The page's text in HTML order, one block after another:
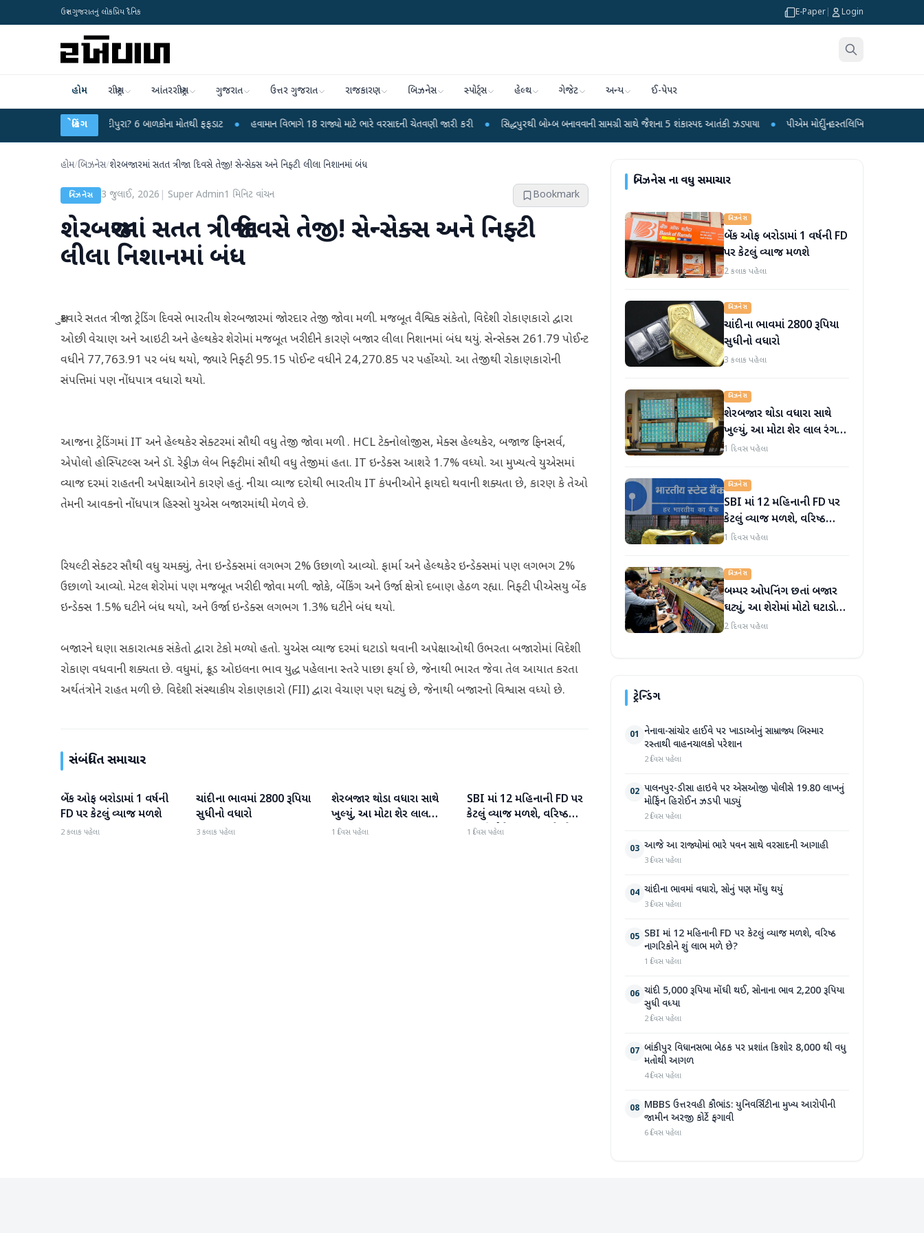
ઉત્તર ગુજરાતનું લોકપ્રિય દૈનિક E-Paper Login
હોમ રાષ્ટ્રીય આંતરરાષ્ટ્રીય ગુજરાત ઉત્તર ગુજરાત રાજકારણ બિઝનેસ સ્પોર્ટ્સ હેલ્થ ગેજેટ અન્ય ઈ-પેપર
બ્રેકિંગ
કે ચાંદીપુરા? 6 બાળકોના મોતથી ફફડાટ ● હવામાન વિભાગે 18 રાજ્યો માટે ભારે વરસાદની ચેતવણી જારી કરી ● સિદ્ધપુરથી બોમ્બ બનાવવાની સામગ્રી સાથે જૈશના 5 શંકાસ્પદ આતંકી ઝડપાયા ● પીએમ મોદીનું હસ્તલિખિત પોસ્ટકાર્ડ વિક્રમ-1 રોકેટમાં
હોમ/બિઝનેસ/શેરબજારમાં સતત ત્રીજા દિવસે તેજી! સેન્સેક્સ અને નિફ્ટી લીલા નિશાનમાં બંધ
બિઝનેસ 3 જુલાઈ, 2026 Super Admin1 મિનિટ વાંચન Bookmark
શેરબજારમાં સતત ત્રીજા દિવસે તેજી! સેન્સેક્સ અને નિફ્ટી
લીલા નિશાનમાં બંધ
શુક્રવારે સતત ત્રીજા ટ્રેડિંગ દિવસે ભારતીય શેરબજારમાં જોરદાર તેજી જોવા મળી. મજબૂત વૈશ્વિક સંકેતો, વિદેશી રોકાણકારો દ્વારા
ઓછી વેચાણ અને આઇટી અને હેલ્થકેર શેરોમાં મજબૂત ખરીદીને કારણે બજાર લીલા નિશાનમાં બંધ થયું. સેન્સેક્સ 261.79 પોઈન્ટ
વધીને 77,763.91 પર બંધ થયો, જ્યારે નિફ્ટી 95.15 પોઈન્ટ વધીને 24,270.85 પર પહોંચ્યો. આ તેજીથી રોકાણકારોની
સંપત્તિમાં પણ નોંધપાત્ર વધારો થયો.
આજના ટ્રેડિંગમાં IT અને હેલ્થકેર સેક્ટરમાં સૌથી વધુ તેજી જોવા મળી . HCL ટેક્નોલોજીસ, મેક્સ હેલ્થકેર, બજાજ ફિનસર્વ,
એપોલો હોસ્પિટલ્સ અને ડૉ. રેડ્ડીઝ લેબ નિફ્ટીમાં સૌથી વધુ તેજીમાં હતા. IT ઇન્ડેક્સ આશરે 1.7% વધ્યો. આ મુખ્યત્વે યુએસમાં
વ્યાજ દરમાં રાહતની અપેક્ષાઓને કારણે હતું. નીચા વ્યાજ દરોથી ભારતીય IT કંપનીઓને ફાયદો થવાની શક્યતા છે, કારણ કે તેઓ
તેમની આવકનો નોંધપાત્ર હિસ્સો યુએસ બજારમાંથી મેળવે છે.
રિયલ્ટી સેક્ટર સૌથી વધુ ચમક્યું, તેના ઇન્ડેક્સમાં લગભગ 2% ઉછાળો આવ્યો. ફાર્મા અને હેલ્થકેર ઇન્ડેક્સમાં પણ લગભગ 2%
ઉછાળો આવ્યો. મેટલ શેરોમાં પણ મજબૂત ખરીદી જોવા મળી. જોકે, બેંકિંગ અને ઉર્જા ક્ષેત્રો દબાણ હેઠળ રહ્યા. નિફ્ટી પીએસયુ બેંક
ઇન્ડેક્સ 1.5% ઘટીને બંધ થયો, અને ઉર્જા ઇન્ડેક્સ લગભગ 1.3% ઘટીને બંધ થયો.
બજારને ઘણા સકારાત્મક સંકેતો દ્વારા ટેકો મળ્યો હતો. યુએસ વ્યાજ દરમાં ઘટાડો થવાની અપેક્ષાઓથી ઉભરતા બજારોમાં વિદેશી
રોકાણ વધવાની શક્યતા છે. વધુમાં, ક્રૂડ ઓઇલના ભાવ યુદ્ધ પહેલાના સ્તરે પાછા ફર્યા છે, જેનાથી ભારત જેવા તેલ આયાત કરતા
અર્થતંત્રોને રાહત મળી છે. વિદેશી સંસ્થાકીય રોકાણકારો (FII) દ્વારા વેચાણ પણ ઘટ્યું છે, જેનાથી બજારનો વિશ્વાસ વધ્યો છે.
સંબંધિત સમાચાર
બિઝનેસ
બેંક ઓફ બરોડામાં 1 વર્ષની
FD પર કેટલું વ્યાજ મળશે
2 કલાક પહેલા
બિઝનેસ
ચાંદીના ભાવમાં 2800 રૂપિયા
સુધીનો વધારો
3 કલાક પહેલા
બિઝનેસ
શેરબજાર થોડા વધારા સાથે
ખુલ્યું, આ મોટા શેર લાલ
રંગમાં ખુલ્યા
1 દિવસ પહેલા
બિઝનેસ
SBI માં 12 મહિનાની FD પર
કેટલું વ્યાજ મળશે, વરિષ્ઠ
નાગરિકોને શું લાભ મળે છે?
1 દિવસ પહેલા
બિઝનેસના વધુ સમાચાર
બિઝનેસ
બેંક ઓફ બરોડામાં 1 વર્ષની FD
પર કેટલું વ્યાજ મળશે
2 કલાક પહેલા
બિઝનેસ
ચાંદીના ભાવમાં 2800 રૂપિયા
સુધીનો વધારો
3 કલાક પહેલા
બિઝનેસ
શેરબજાર થોડા વધારા સાથે
ખુલ્યું, આ મોટા શેર લાલ રંગમાં
ખુલ્યા
1 દિવસ પહેલા
બિઝનેસ
SBI માં 12 મહિનાની FD પર
કેટલું વ્યાજ મળશે, વરિષ્ઠ
નાગરિકોને શું લાભ મળે છે?
1 દિવસ પહેલા
બિઝનેસ
બમ્પર ઓપનિંગ છતાં બજાર
ઘટ્યું, આ શેરોમાં મોટો ઘટાડો
જોવા મળ્યો
2 દિવસ પહેલા
ટ્રેન્ડિંગ
01 નેનાવા-સાંચોર હાઈવે પર ખાડાઓનું સામ્રાજ્ય બિસ્માર
રસ્તાથી વાહનચાલકો પરેશાન
2 દિવસ પહેલા
02 પાલનપુર-ડીસા હાઇવે પર એસઓજી પોલીસે 19.80 લાખનું
મોર્ફિન હિરોઈન ઝડપી પાડ્યું
2 દિવસ પહેલા
03 આજે આ રાજ્યોમાં ભારે પવન સાથે વરસાદની આગાહી
3 દિવસ પહેલા
04 ચાંદીના ભાવમાં વધારો, સોનું પણ મોંઘુ થયું
3 દિવસ પહેલા
05 SBI માં 12 મહિનાની FD પર કેટલું વ્યાજ મળશે, વરિષ્ઠ
નાગરિકોને શું લાભ મળે છે?
1 દિવસ પહેલા
06 ચાંદી 5,000 રૂપિયા મોંઘી થઈ, સોનાના ભાવ 2,200 રૂપિયા
સુધી વધ્યા
2 દિવસ પહેલા
07 બાંકીપુર વિધાનસભા બેઠક પર પ્રશાંત કિશોર 8,000 થી વધુ
મતોથી આગળ
4 દિવસ પહેલા
08 MBBS ઉત્તરવહી કૌભાંડ: યુનિવર્સિટીના મુખ્ય આરોપીની
જામીન અરજી કોર્ટે ફગાવી
6 દિવસ પહેલા